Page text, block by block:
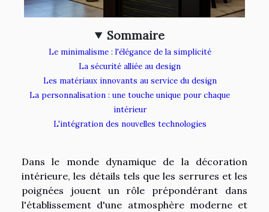
Sommaire
Le minimalisme : l'élégance de la simplicité
La sécurité alliée au design
Les matériaux innovants au service du design
La personnalisation : une touche unique pour chaque
intérieur
L'intégration des nouvelles technologies
Dans le monde dynamique de la décoration
intérieure, les détails tels que les serrures et les
poignées jouent un rôle prépondérant dans
l'établissement d'une atmosphère moderne et